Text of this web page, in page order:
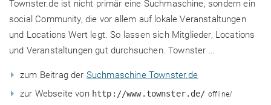
Townster.de ist nicht primär eine Suchmaschine, sondern ein
social Community, die vor allem auf lokale Veranstaltungen
und Locations Wert legt. So lassen sich Mitglieder, Locations
und Veranstaltungen gut durchsuchen. Townster …
zum Beitrag der Suchmaschine Townster.de
zur Webseite von http://www.townster.de/ offline/